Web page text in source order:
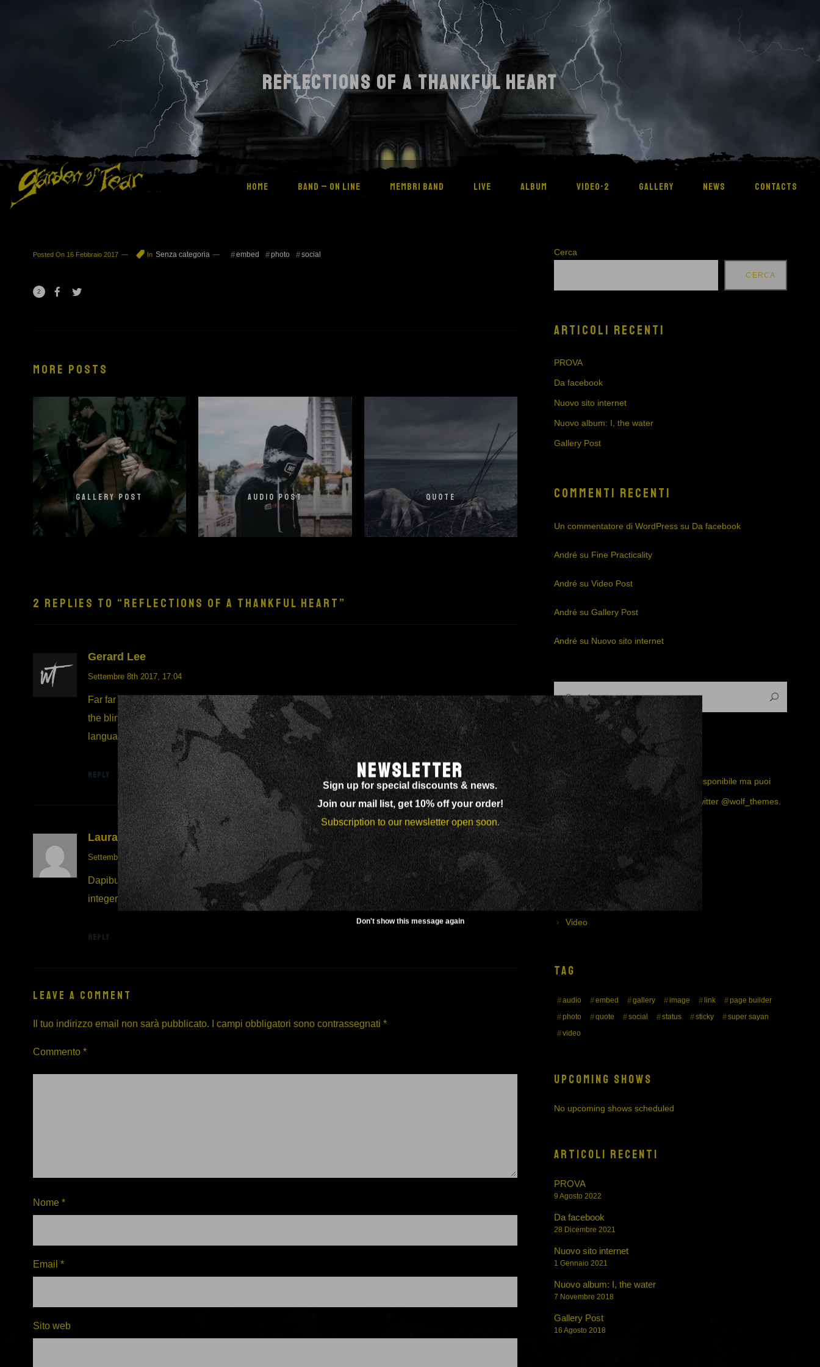
NEWSLETTER
Sign up for special discounts & news.
Join our mail list, get 10% off your order!
Subscription to our newsletter open soon.
Don't show this message again
HOME BAND – ON LINE MEMBRI BAND LIVE ALBUM VIDEO-2 GALLERY NEWS CONTACTS
REFLECTIONS OF A THANKFUL HEART
Posted On 16 Febbraio 2017 In Senza categoria embed photo social
2
MORE POSTS
GALLERY POST AUDIO POST QUOTE
2 REPLIES TO “REFLECTIONS OF A THANKFUL HEART”
Gerard Lee
Settembre 8th 2017, 17:04
Far far away, behind the word mountains, far from the countries Vokalia and Consonantia, there live
the blind texts. Separated they live in Bookmarksgrove right at the coast of the Semantics, a large
language ocean. A small river named Duden flows by their place and supplies it with the necessary.
REPLY
Laura
Settembre 8th 2017, 17:36
Dapibus proin, elementum, purus amet, mattis turpis rhoncus? Sit dignissim, scelerisque turpis
integer platea rhoncus! Est vut in ridiculus lundium rhoncus, dictumst elementum, lundium!
REPLY
LEAVE A COMMENT
Il tuo indirizzo email non sarà pubblicato. I campi obbligatori sono contrassegnati *
Commento *
Nome *
Email *
Sito web
Cerca
CERCA
ARTICOLI RECENTI
PROVA
Da facebook
Nuovo sito internet
Nuovo album: I, the water
Gallery Post
COMMENTI RECENTI
Un commentatore di WordPress su Da facebook
André su Fine Practicality
André suVideo Post
André suGallery Post
André su Nuovo sito internet
TWITTER FEED
Il feed Twitter non è al momento disponibile ma puoi
visitare la nostra pagina ufficiale twitter @wolf_themes
CATEGORIE
News
Senza categoria
Video
TAG
audio embed gallery image link
page builder
photo
quote social status sticky
super sayan
video
UPCOMING SHOWS
No upcoming shows scheduled
ARTICOLI RECENTI
PROVA
9 Agosto 2022
Da facebook
28 Dicembre 2021
Nuovo sito internet
1 Gennaio 2021
Nuovo album: I, the water
7 Novembre 2018
Gallery Post
16 Agosto 2018